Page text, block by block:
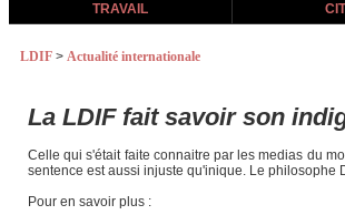
TRAVAIL
LDIF > Actualité internationale
La LDIF fait savoir son
Celle qui s'était faite connaitre par les medias du
sentence est aussi injuste qu'inique. Le philosophe
Pour en savoir plus :